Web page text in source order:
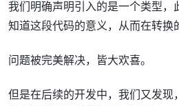
我们明确声明引入的是一个类型
知道这段代码的意义，从而在转换
问题被完美解决，皆大欢喜。
但是在后续的开发中，我们又发现